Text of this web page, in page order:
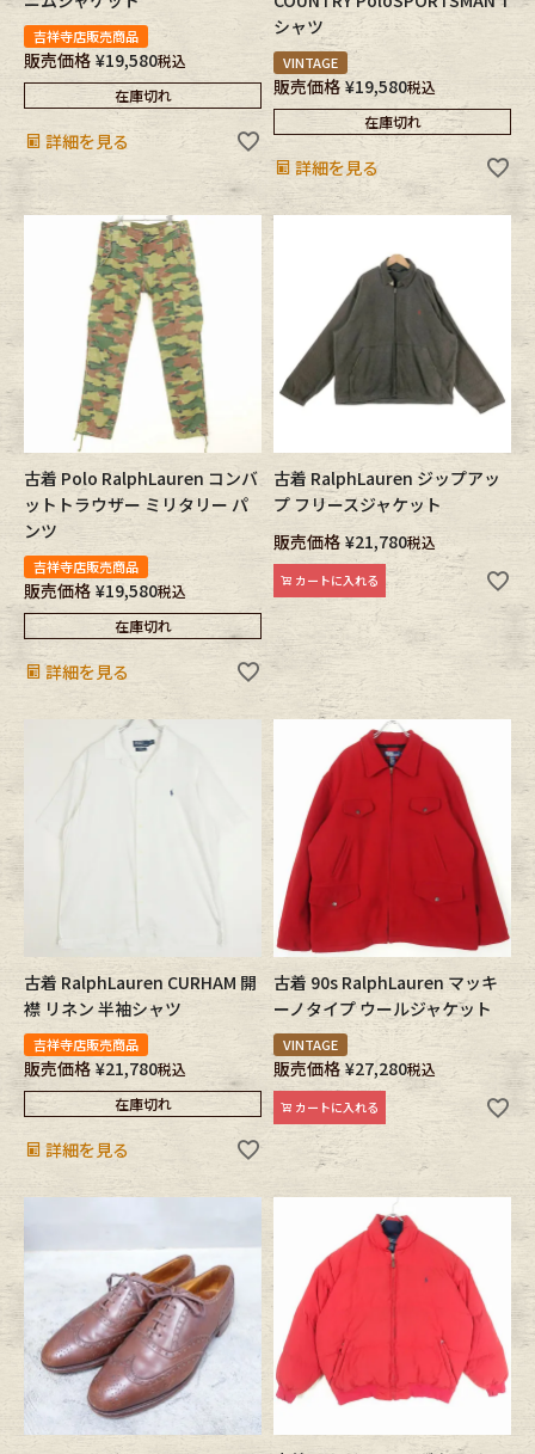
吉祥寺店販売商品
販売価格 ¥19,580税込
在庫切れ
詳細を見る
シャツ
VINTAGE
販売価格 ¥19,580税込
在庫切れ
詳細を見る
古着 Polo RalphLauren コンバ
ットトラウザー ミリタリー パ
ンツ
吉祥寺店販売商品
販売価格 ¥19,580税込
在庫切れ
詳細を見る
古着 RalphLauren ジップアッ
プ フリースジャケット
販売価格 ¥21,780税込
カートに入れる
古着 RalphLauren CURHAM 開
襟 リネン 半袖シャツ
吉祥寺店販売商品
販売価格 ¥21,780税込
在庫切れ
詳細を見る
古着 90s RalphLauren マッキ
ーノタイプ ウールジャケット
VINTAGE
販売価格 ¥27,280税込
カートに入れる